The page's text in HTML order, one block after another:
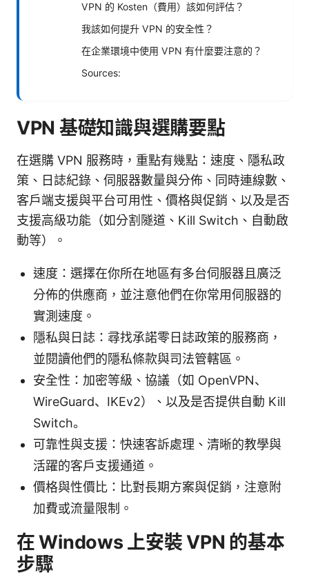
VPN 的 Kosten（費用）該如何評估？
我該如何提升 VPN 的安全性？
在企業環境中使用 VPN 有什麼要注意的？
Sources:
VPN 基礎知識與選購要點
在選購 VPN 服務時，重點有幾點：速度、隱私政
策、日誌紀錄、伺服器數量與分佈、同時連線數、
客戶端支援與平台可用性、價格與促銷、以及是否
支援高級功能（如分割隧道、Kill Switch、自動啟
動等）。
速度：選擇在你所在地區有多台伺服器且廣泛
分佈的供應商，並注意他們在你常用伺服器的
實測速度。
隱私與日誌：尋找承諾零日誌政策的服務商，
並閱讀他們的隱私條款與司法管轄區。
安全性：加密等級、協議（如 OpenVPN、
WireGuard、IKEv2）、以及是否提供自動 Kill
Switch。
可靠性與支援：快速客訴處理、清晰的教學與
活躍的客戶支援通道。
價格與性價比：比對長期方案與促銷，注意附
加費或流量限制。
在 Windows 上安裝 VPN 的基本
步驟